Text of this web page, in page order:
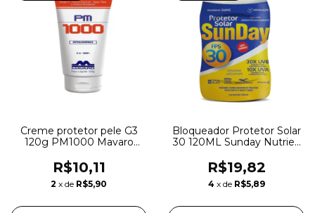
Creme protetor pele G3
120g PM1000 Mavaro
R$10,11
2 x de R$5,90
Bloqueador Protetor Solar
30 120ML Sunday Nutriex
R$19,82
4 x de R$5,89